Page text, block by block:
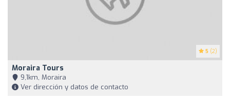
5 (2)
Moraira Tours
9,1km, Moraira
Ver dirección y datos de contacto